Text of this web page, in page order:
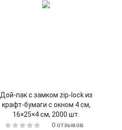
Дой-пак с замком zip-lock из
крафт-бумаги с окном 4 см,
16×25×4 cм, 2000 шт.
0 отзывов